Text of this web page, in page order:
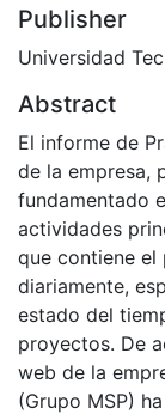
Publisher
Universidad
Abstract
El informe de
de la empresa,
fundamentado
actividades
que contiene el
diariamente,
estado del
proyectos. De
web de la
(Grupo MSP)